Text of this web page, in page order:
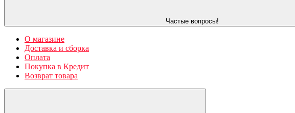
Частые вопросы!
О магазине
Доставка и сборка
Оплата
Покупка в Кредит
Возврат товара